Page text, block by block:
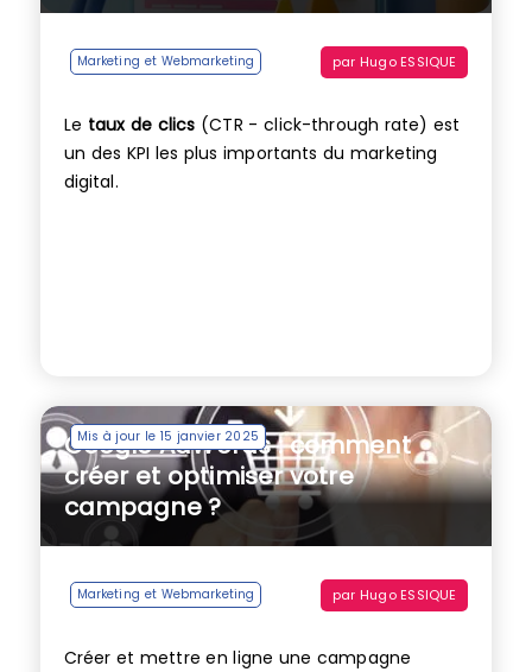
Marketing et Webmarketing par Hugo ESSIQUE
Le taux de clics (CTR - click-through rate) est
un des KPI les plus importants du marketing
digital.
Mis à jour le 15 janvier 2025
Google AdWords : comment
créer et optimiser votre
campagne ?
Marketing et Webmarketing par Hugo ESSIQUE
Créer et mettre en ligne une campagne